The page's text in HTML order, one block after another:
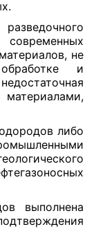
современных
не
и
материалами,
либо
выполнена